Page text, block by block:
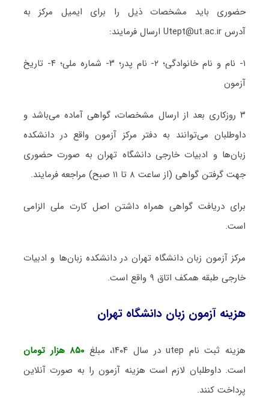
حضوری باید مشخصات ذیل را برای ایمیل مرکز به
آدرس Utept@ut.ac.ir ارسال فرمایند:
۱- نام و نام خانوادگی؛ ۲- نام پدر؛ ۳- شماره ملی؛ ۴- تاریخ
آزمون
۳ روزکاری بعد از ارسال مشخصات، گواهی آماده می‌باشد و
داوطلبان می‌توانند به دفتر مرکز آزمون واقع در دانشکده
زبان‌ها و ادبیات خارجی دانشگاه تهران به صورت حضوری
جهت گرفتن گواهی (از ساعت ۸ تا ۱۱ صبح) مراجعه فرمایند.
برای دریافت گواهی همراه داشتن اصل کارت ملی الزامی
است.
مرکز آزمون زبان دانشگاه تهران در دانشکده زبان‌ها و ادبیات
خارجی طبقه همکف اتاق ۹ واقع است.
هزینه آزمون زبان دانشگاه تهران
هزینه ثبت نام utep در سال ۱۴۰۴، مبلغ
۸۵۰ هزار تومان
است. داوطلبان لازم است هزینه آزمون را به صورت آنلاین
پرداخت کنند.